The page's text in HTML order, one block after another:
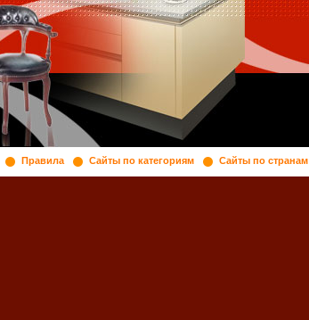
Правила Сайты по категориям Сайты по странам